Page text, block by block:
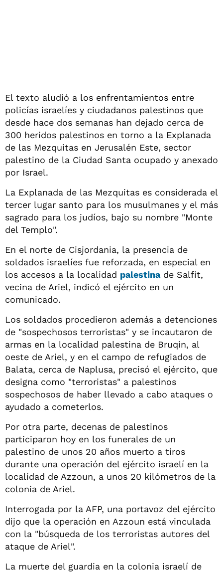
El texto aludió a los enfrentamientos entre
policías israelíes y ciudadanos palestinos que
desde hace dos semanas han dejado cerca de
300 heridos palestinos en torno a la Explanada
de las Mezquitas en Jerusalén Este, sector
palestino de la Ciudad Santa ocupado y anexado
por Israel.
La Explanada de las Mezquitas es considerada el
tercer lugar santo para los musulmanes y el más
sagrado para los judíos, bajo su nombre "Monte
del Templo".
En el norte de Cisjordania, la presencia de
soldados israelíes fue reforzada, en especial en
los accesos a la localidad palestinade Salfit,
vecina de Ariel, indicó el ejército en un
comunicado.
Los soldados procedieron además a detenciones
de "sospechosos terroristas" y se incautaron de
armas en la localidad palestina de Bruqin, al
oeste de Ariel, y en el campo de refugiados de
Balata, cerca de Naplusa, precisó el ejército, que
designa como "terroristas" a palestinos
sospechosos de haber llevado a cabo ataques o
ayudado a cometerlos.
Por otra parte, decenas de palestinos
participaron hoy en los funerales de un
palestino de unos 20 años muerto a tiros
durante una operación del ejército israelí en la
localidad de Azzoun, a unos 20 kilómetros de la
colonia de Ariel.
Interrogada por la AFP, una portavoz del ejército
dijo que la operación en Azzoun está vinculada
con la "búsqueda de los terroristas autores del
ataque de Ariel".
La muerte del guardia en la colonia israelí de